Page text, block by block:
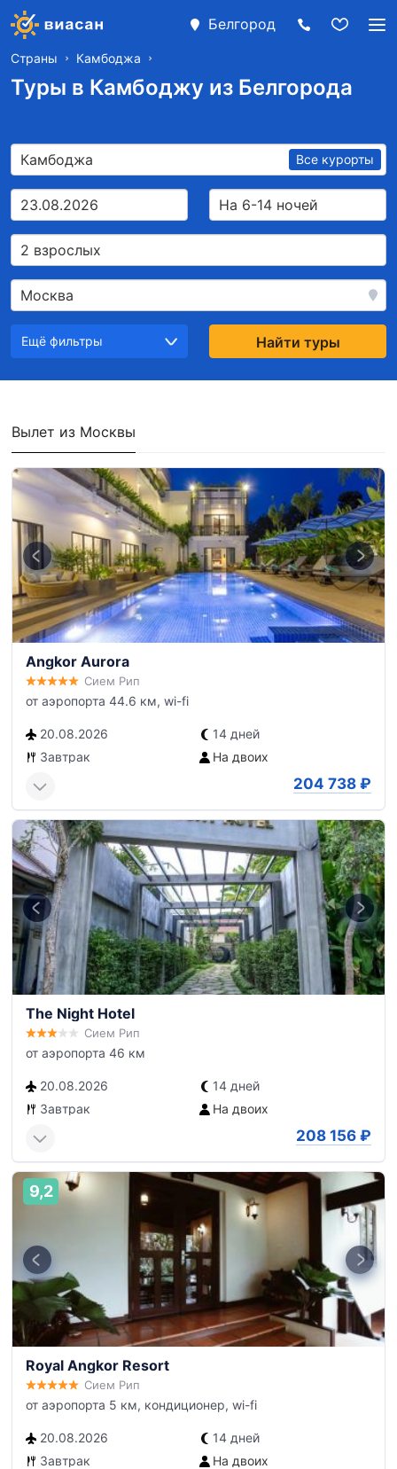
Белгород
Страны Камбоджа
Туры в Камбоджу из Белгорода
Камбоджа Все курорты
23.08.2026 На 6-14 ночей
2 взрослых
Москва
Ещё фильтры Найти туры
Вылет из Москвы
Angkor Aurora
Сием Рип
от аэропорта 44.6 км, wi-fi
20.08.2026
14 дней
Завтрак
На двоих
204 738 ₽
The Night Hotel
Сием Рип
от аэропорта 46 км
20.08.2026
14 дней
Завтрак
На двоих
208 156 ₽
9,2
Royal Angkor Resort
Сием Рип
от аэропорта 5 км, кондиционер, wi-fi
20.08.2026
14 дней
Завтрак
На двоих